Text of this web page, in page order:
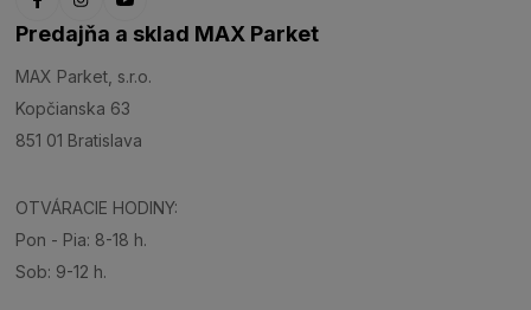
Predajňa a sklad MAX Parket
MAX Parket, s.r.o.
Kopčianska 63
851 01 Bratislava
OTVÁRACIE HODINY:
Pon - Pia: 8-18 h.
Sob: 9-12 h.